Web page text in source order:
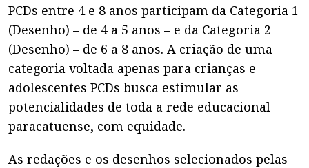
PCDs entre 4 e 8 anos participam da Categoria 1
(Desenho) – de 4 a 5 anos – e da Categoria 2
(Desenho) – de 6 a 8 anos. A criação de uma
categoria voltada apenas para crianças e
adolescentes PCDs busca estimular as
potencialidades de toda a rede educacional
paracatuense, com equidade.
As redações e os desenhos selecionados pelas